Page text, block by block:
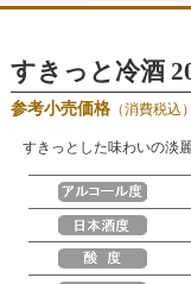
すきっと冷酒
参考小売価格（消費税込）
すきっとした味わいの淡